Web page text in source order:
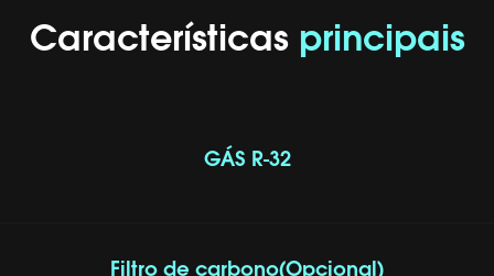
Características principais
GÁS R-32
Filtro de carbono(Opcional)